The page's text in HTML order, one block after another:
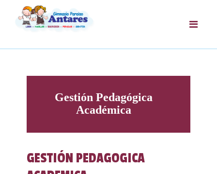
Gestión Pedagógica
Académica
GESTIÓN PEDAGOGICA